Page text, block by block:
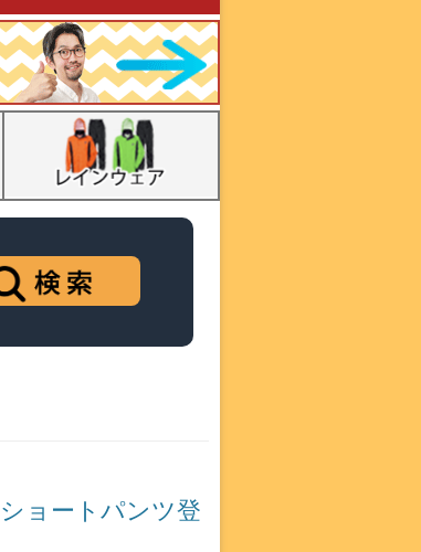
ョートパンツ登